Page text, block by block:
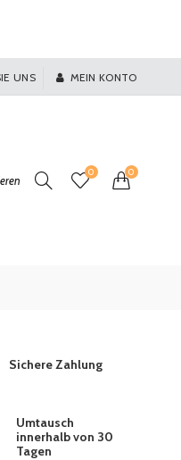
UNS MEIN KONTO
0 0
Sichere Zahlung
Umtausch
innerhalb von 30
Tagen